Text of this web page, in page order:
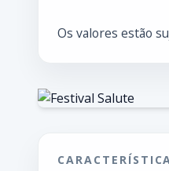
Os valores estão